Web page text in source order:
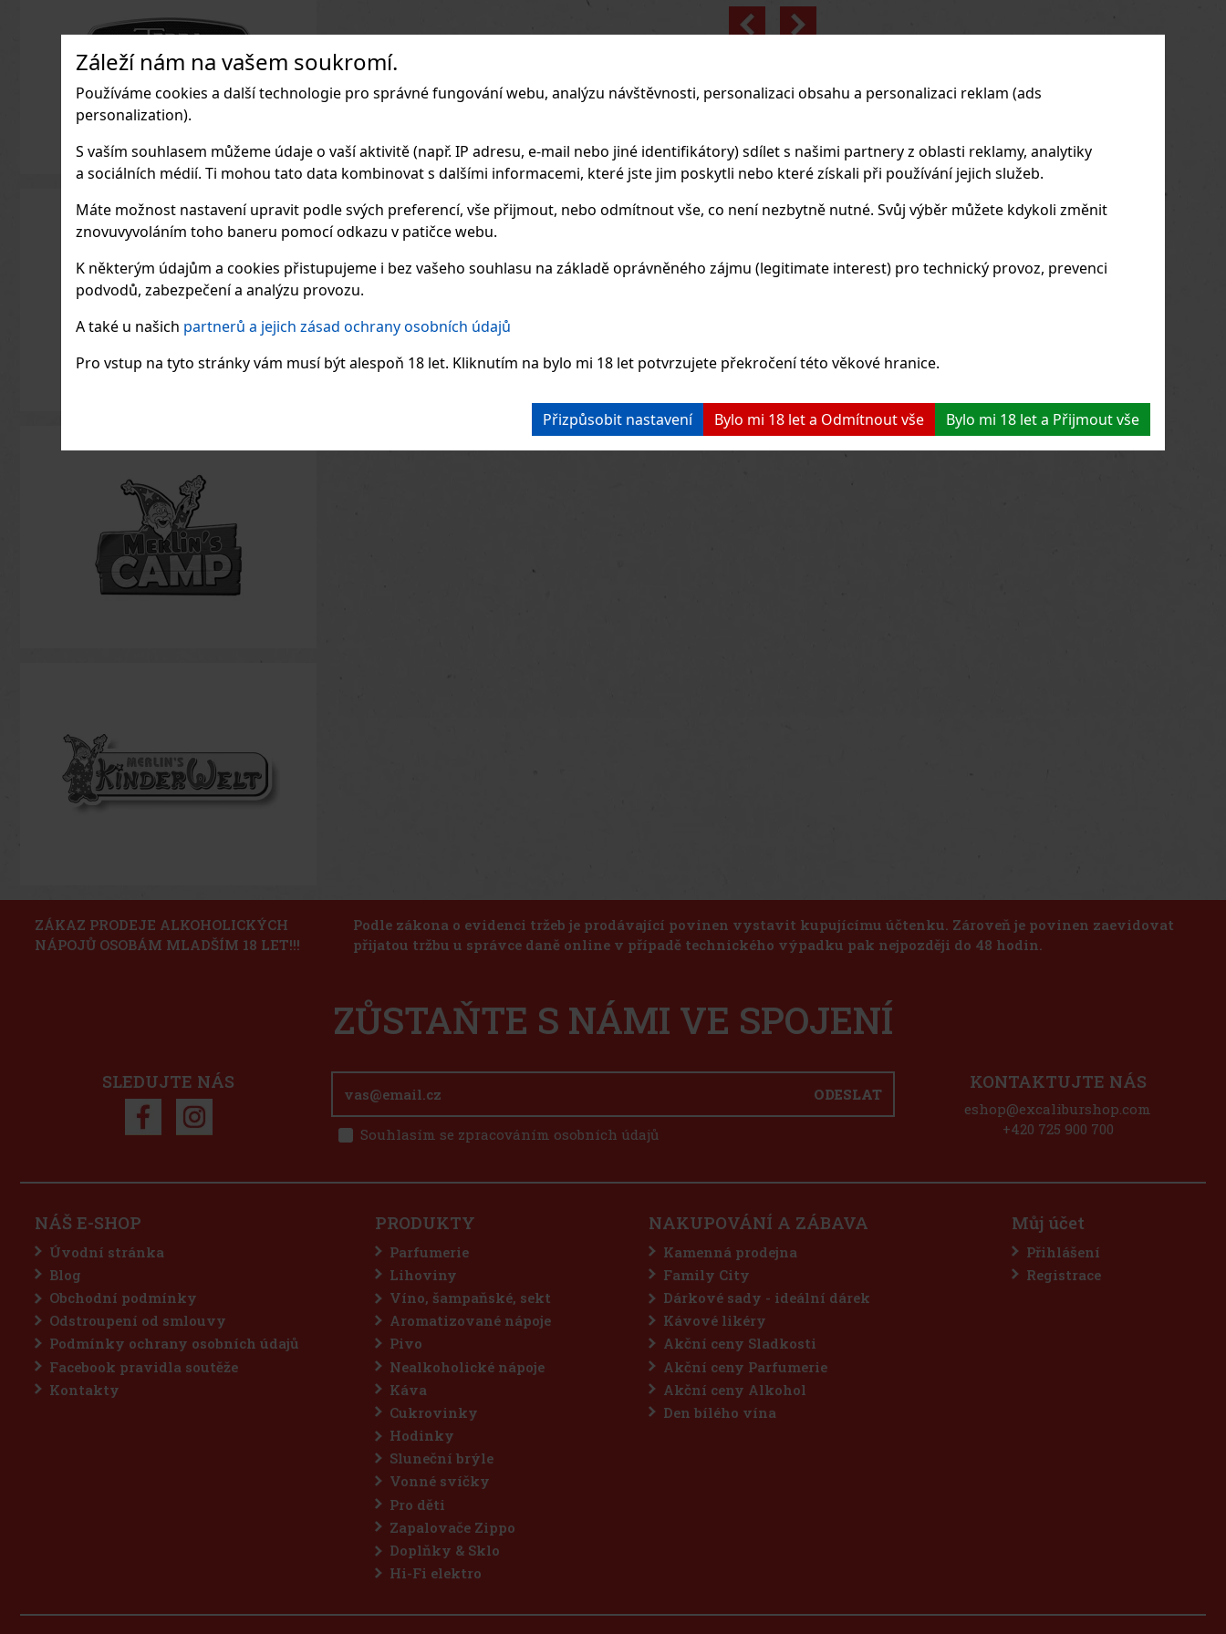
Záleží nám na vašem soukromí.
Používáme cookies a další technologie pro správné fungování webu, analýzu návštěvnosti, personalizaci obsahu a personalizaci reklam (ads
personalization).
S vaším souhlasem můžeme údaje o vaší aktivitě (např. IP adresu, e-mail nebo jiné identifikátory) sdílet s našimi partnery z oblasti reklamy, analytiky
a sociálních médií. Ti mohou tato data kombinovat s dalšími informacemi, které jste jim poskytli nebo které získali při používání jejich služeb.
Máte možnost nastavení upravit podle svých preferencí, vše přijmout, nebo odmítnout vše, co není nezbytně nutné. Svůj výběr můžete kdykoli změnit
znovuvyvoláním toho baneru pomocí odkazu v patičce webu.
K některým údajům a cookies přistupujeme i bez vašeho souhlasu na základě oprávněného zájmu (legitimate interest) pro technický provoz, prevenci
podvodů, zabezpečení a analýzu provozu.
A také u našich partnerů a jejich zásad ochrany osobních údajů
Pro vstup na tyto stránky vám musí být alespoň 18 let. Kliknutím na bylo mi 18 let potvrzujete překročení této věkové hranice.
Přizpůsobit nastavení Bylo mi 18 let a Odmítnout vše Bylo mi 18 let a Přijmout vše
Previous
ZÁKAZ PRODEJE ALKOHOLICKÝCH
NÁPOJŮ OSOBÁM MLADŠÍM 18 LET!!!
Podle zákona o evidenci tržeb je prodávající povinen vystavit kupujícímu účtenku. Zároveň je povinen zaevidovat
přijatou tržbu u správce daně online v případě technického výpadku pak nejpozději do 48 hodin.
ZŮSTAŇTE S NÁMI VE SPOJENÍ
SLEDUJTE NÁS
ODESLAT
Souhlasím se zpracováním osobních údajů
KONTAKTUJTE NÁS
eshop@excaliburshop.com
+420 725 900 700
NÁŠ E-SHOP
Úvodní stránka
Blog
Obchodní podmínky
Odstroupení od smlouvy
Podmínky ochrany osobních údajů
Facebook pravidla soutěže
Kontakty
PRODUKTY
Parfumerie
Lihoviny
Víno, šampaňské, sekt
Aromatizované nápoje
Pivo
Nealkoholické nápoje
Káva
Cukrovinky
Hodinky
Sluneční brýle
Vonné svíčky
Pro děti
Zapalovače Zippo
Doplňky & Sklo
Hi-Fi elektro
NAKUPOVÁNÍ A ZÁBAVA
Kamenná prodejna
Family City
Dárkové sady - ideální dárek
Kávové likéry
Akční ceny Sladkosti
Akční ceny Parfumerie
Akční ceny Alkohol
Den bílého vína
Můj účet
Přihlášení
Registrace